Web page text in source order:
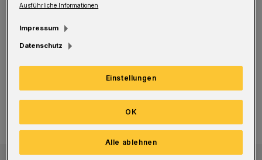
Diedrich überragend hält. Vorne konnten wir
uns dann nicht belohnen für die bessere
Arbeit, die wir hinten geleistet haben.
BHC mit kleinem Aufgebot zu einem wichtigen Sieg
Handball-BL: 35:32 (19:17) gegen
Hamburg
BHC mit kleinem Aufgebot zu einem
Ausführliche Informationen
Impressum
Datenschutz
Einstellungen
Alle ablehnen
OK